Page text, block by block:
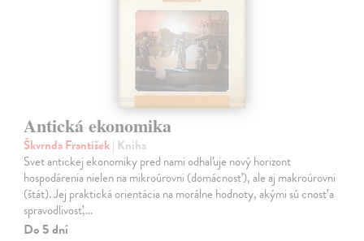
Antická ekonomika
Škvrnda František| Kniha
Svet antickej ekonomiky pred nami odhaľuje nový horizont
hospodárenia nielen na mikroúrovni (domácnosť), ale aj makroúrovni
(štát). Jej praktická orientácia na morálne hodnoty, akými sú cnosť a
spravodlivosť,…
Do 5 dní